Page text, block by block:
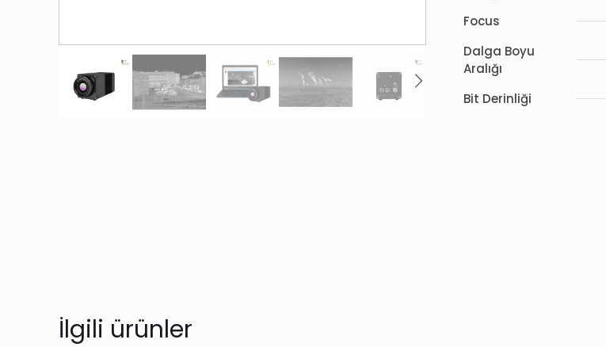
Focus
Dalga Boyu
Aralığı
Bit Derinliği
İlgili ürünler